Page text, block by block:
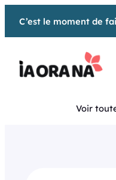
C’est le moment de
Voir